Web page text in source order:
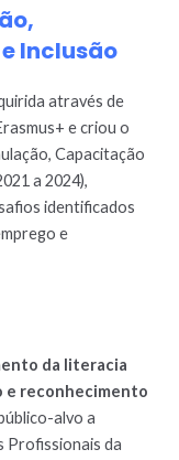
Inclusão
através de
e criou o
Capacitação
a 2024),
identificados
e
da literacia
e reconhecimento
alvo a
Profissionais da